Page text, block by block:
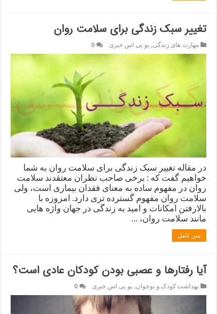
تغییر سبک زندگی برای سلامت روان
مهارت های زندگی, یو پی اس خبری 0
در مقاله تغییر سبک زندگی برای سلامت روان به شما
خواهیم گفت که : برخی صاحب نظران معتقدند سلامت
روان در مفهوم ساده به معنای فقدان بیماری است، ولی
سلامت روان مفهوم گسترده تری دارد. امروزه با
بالارفتن امکانات و امید به زندگی در جهان واژه هایی
مانند سلامت روان، …
متن کامل
آیا رفتارها و عصبی بودن کودکان عادی است؟
بهداشت کودک و نوجوان, یو پی اس خبری 0